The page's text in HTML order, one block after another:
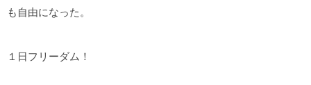
も自由になった。
１日フリーダム！